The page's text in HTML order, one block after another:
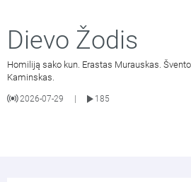
Dievo Žodis
Homiliją sako kun. Erastas Murauskas.
Kaminskas.
2026-07-29 185